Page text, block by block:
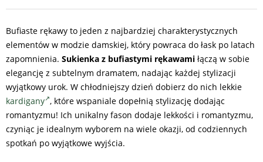
Bufiaste rękawy to jeden z najbardziej charakterystycznych
elementów w modzie damskiej, który powraca do łask po latach
zapomnienia. Sukienka z bufiastymi rękawami łączą w sobie
elegancję z subtelnym dramatem, nadając każdej stylizacji
wyjątkowy urok. W chłodniejszy dzień dobierz do nich lekkie
kardigany , które wspaniale dopełnią stylizację dodając
romantyzmu! Ich unikalny fason dodaje lekkości i romantyzmu,
czyniąc je idealnym wyborem na wiele okazji, od codziennych
spotkań po wyjątkowe wyjścia.